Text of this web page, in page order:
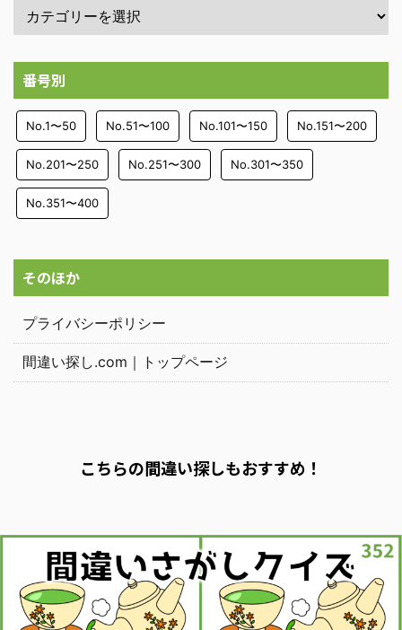
番号別
No.1〜50 No.51〜100 No.101〜150 No.151〜200
No.201〜250 No.251〜300 No.301〜350
No.351〜400
そのほか
プライバシーポリシー
間違い探し.com｜トップページ
こちらの間違い探しもおすすめ！